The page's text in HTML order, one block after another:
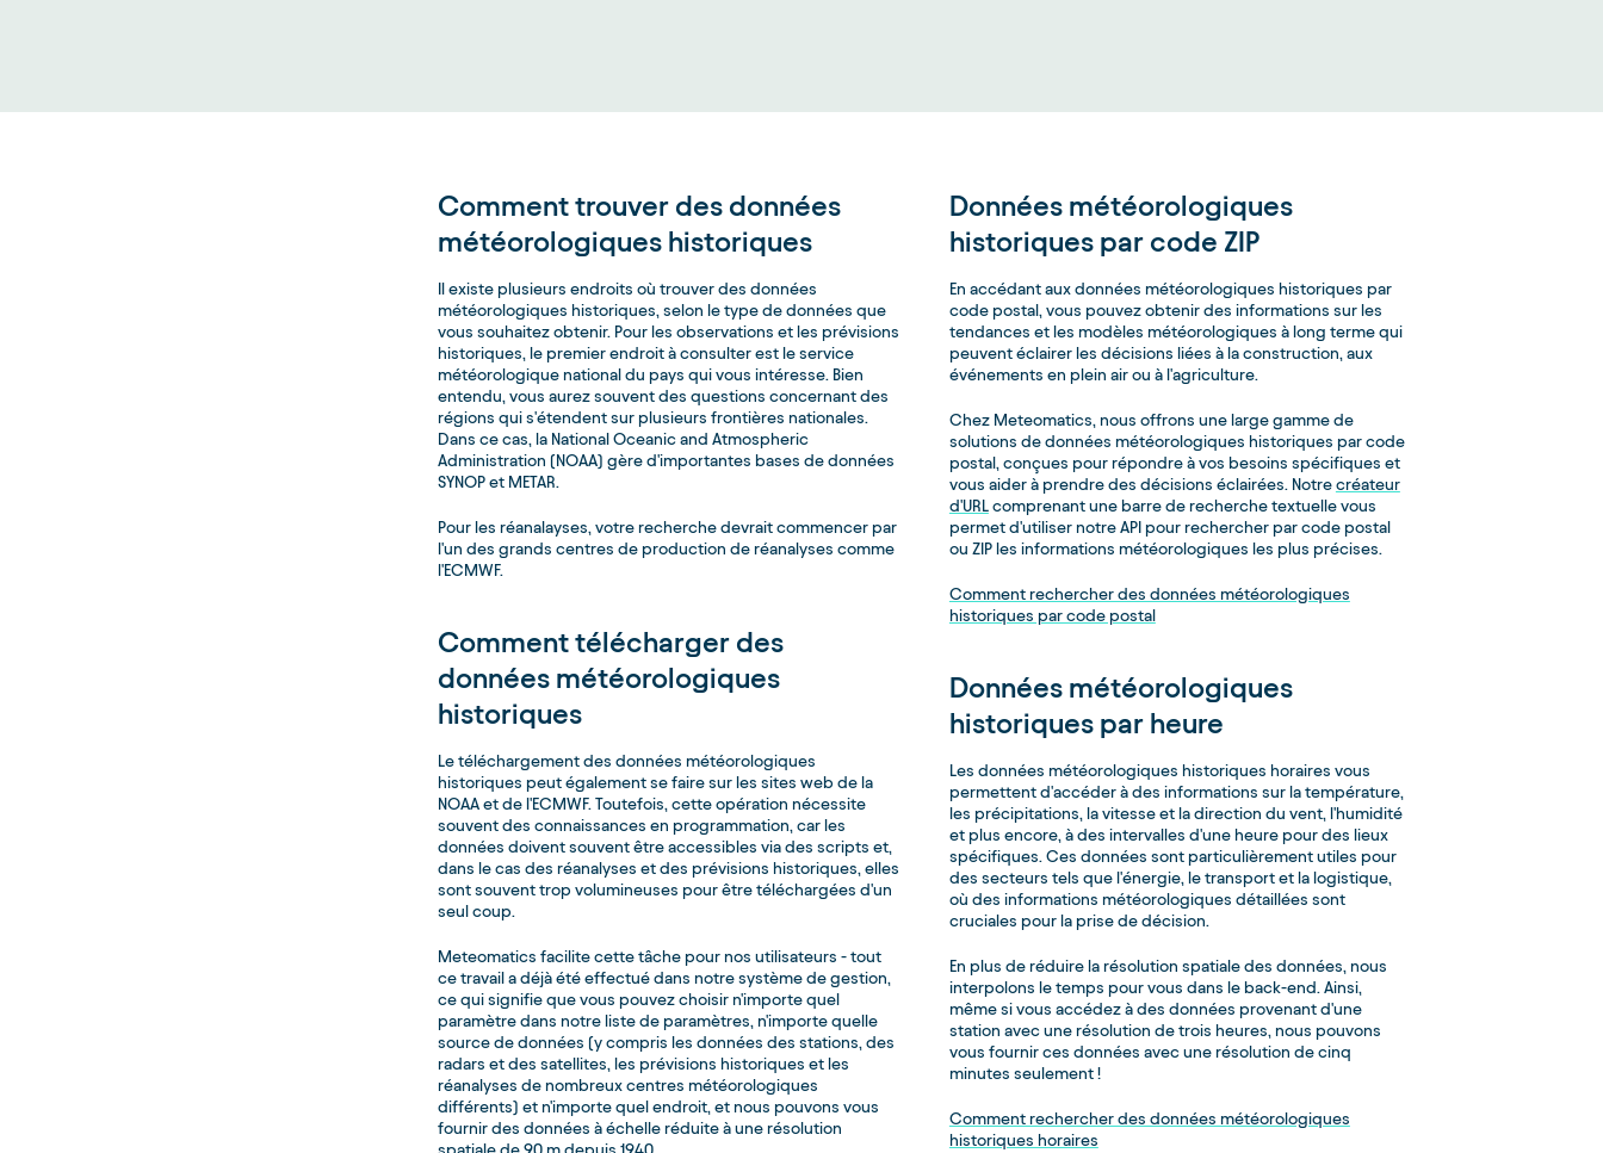
Comment trouver des données
météorologiques historiques
Il existe plusieurs endroits où trouver des données
météorologiques historiques, selon le type de données que
vous souhaitez obtenir. Pour les observations et les prévisions
historiques, le premier endroit à consulter est le service
météorologique national du pays qui vous intéresse. Bien
entendu, vous aurez souvent des questions concernant des
régions qui s'étendent sur plusieurs frontières nationales.
Dans ce cas, la National Oceanic and Atmospheric
Administration (NOAA) gère d'importantes bases de données
SYNOP et METAR.
Pour les réanalayses, votre recherche devrait commencer par
l'un des grands centres de production de réanalyses comme
l'ECMWF.
Comment télécharger des
données météorologiques
historiques
Le téléchargement des données météorologiques
historiques peut également se faire sur les sites web de la
NOAA et de l'ECMWF. Toutefois, cette opération nécessite
souvent des connaissances en programmation, car les
données doivent souvent être accessibles via des scripts et,
dans le cas des réanalyses et des prévisions historiques, elles
sont souvent trop volumineuses pour être téléchargées d'un
seul coup.
Meteomatics facilite cette tâche pour nos utilisateurs - tout
ce travail a déjà été effectué dans notre système de gestion,
ce qui signifie que vous pouvez choisir n'importe quel
paramètre dans notre liste de paramètres, n'importe quelle
source de données (y compris les données des stations, des
radars et des satellites, les prévisions historiques et les
réanalyses de nombreux centres météorologiques
différents) et n'importe quel endroit, et nous pouvons vous
fournir des données à échelle réduite à une résolution
Données météorologiques
historiques par code ZIP
En accédant aux données météorologiques historiques par
code postal, vous pouvez obtenir des informations sur les
tendances et les modèles météorologiques à long terme qui
peuvent éclairer les décisions liées à la construction, aux
événements en plein air ou à l'agriculture.
Chez Meteomatics, nous offrons une large gamme de
solutions de données météorologiques historiques par code
postal, conçues pour répondre à vos besoins spécifiques et
vous aider à prendre des décisions éclairées. Notre créateur
d'URLcomprenant une barre de recherche textuelle vous
permet d'utiliser notre API pour rechercher par code postal
ou ZIP les informations météorologiques les plus précises.
Comment rechercher des données météorologiques
historiques par code postal
Données météorologiques
historiques par heure
Les données météorologiques historiques horaires vous
permettent d'accéder à des informations sur la température,
les précipitations, la vitesse et la direction du vent, l'humidité
et plus encore, à des intervalles d'une heure pour des lieux
spécifiques. Ces données sont particulièrement utiles pour
des secteurs tels que l'énergie, le transport et la logistique,
où des informations météorologiques détaillées sont
cruciales pour la prise de décision.
En plus de réduire la résolution spatiale des données, nous
interpolons le temps pour vous dans le back-end. Ainsi,
même si vous accédez à des données provenant d'une
station avec une résolution de trois heures, nous pouvons
vous fournir ces données avec une résolution de cinq
minutes seulement !
Comment rechercher des données météorologiques
historiques horaires